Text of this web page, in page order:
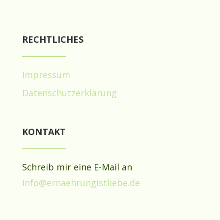
RECHTLICHES
Impressum
Datenschutzerklärung
KONTAKT
Schreib mir eine E-Mail an
info@ernaehrungistliebe.de